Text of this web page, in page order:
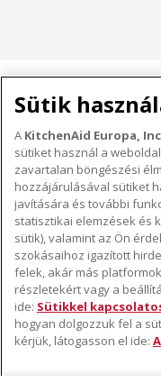
A KITCHENAID
A márka lényege
A márka története
ODR
TÁMOGATÁS
Hol lehet megvenni
Garancia és dokumentumok
Ügyfélszolgálat
KÖVESSEN
Sütik
A KitchenAid Europa,
sütiket használ a
zavartalan böngészési
hozzájárulásával sütiket
javítására és további
statisztikai elemzések és
sütik), valamint az Ön
szokásaihoz igazított
felek, akár más
részletekért vagy a
ide: Sütikkel
hogyan dolgozzuk fel a
kérjük, látogasson el ide: